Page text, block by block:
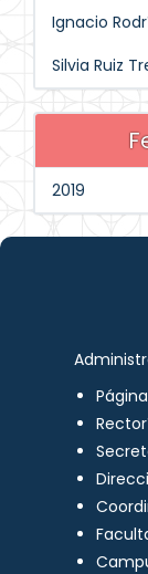
Ignacio
Silvia Ruiz
2019